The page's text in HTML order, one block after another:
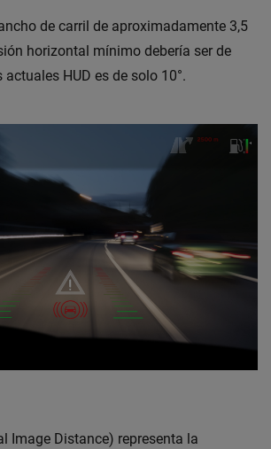
de carril de aproximadamente 3,5
horizontal mínimo debería ser de
actuales HUD es de solo 10°.
Image Distance) representa la